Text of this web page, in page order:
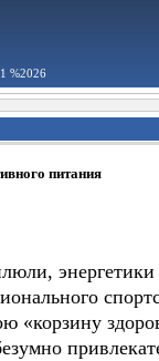
%2026
питания
«корзину